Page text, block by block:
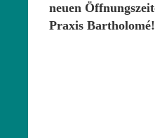
neuen
Praxis Bartholomé!